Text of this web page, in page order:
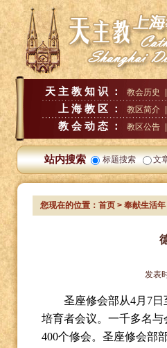
天主教知识： 教会历史
上海教区： 教区简介
教会动态： 教区公告
站内搜索 标题搜索 文
您现在的位置：首页 >奉献生活年
发表
圣座修会部从4月 7日
培育者会议。一千多名与
400个修会。圣座修会部